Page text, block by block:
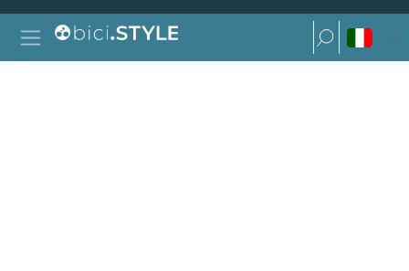
Vai al contenuto
Navigazione principale
Ricerca per:
Ricerca per: